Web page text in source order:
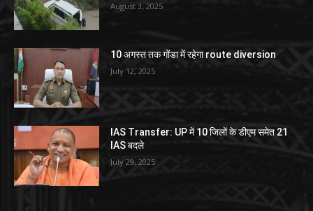
August 3, 2025
10 अगस्त तक गोंडा में रहेगा route diversion
July 12, 2025
IAS Transfer: UP में 10 जिलों के डीएम समेत 21
IAS बदले
July 29, 2025